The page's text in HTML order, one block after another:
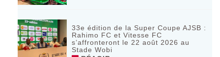
33e édition de la Super Coupe AJSB :
Rahimo FC et Vitesse FC
s’affronteront le 22 août 2026 au
Stade Wobi